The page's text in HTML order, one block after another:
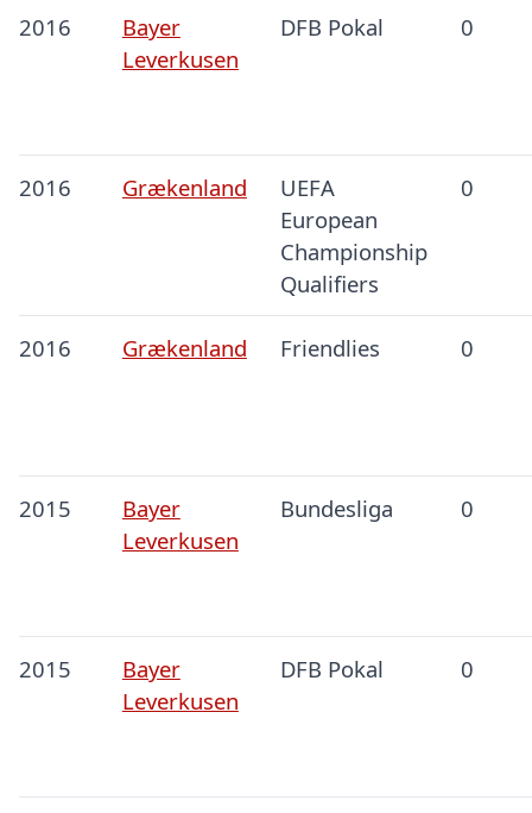
2016
Bayer
Leverkusen
DFB Pokal 0
2016 Grækenland
UEFA
European
Championship
Qualifiers
0
2016 Grækenland Friendlies 0
2015
Bayer
Leverkusen
Bundesliga 0
2015
Bayer
Leverkusen
DFB Pokal 0